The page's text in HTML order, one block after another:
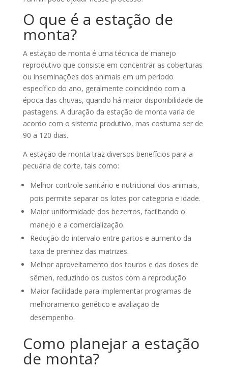
O que é a estação de
monta?
A estação de monta é uma técnica de manejo
reprodutivo que consiste em concentrar as coberturas
ou inseminações dos animais em um período
específico do ano, geralmente coincidindo com a
época das chuvas, quando há maior disponibilidade de
pastagens. A duração da estação de monta varia de
acordo com o sistema produtivo, mas costuma ser de
90 a 120 dias.
A estação de monta traz diversos benefícios para a
pecuária de corte, tais como:
Melhor controle sanitário e nutricional dos animais,
pois permite separar os lotes por categoria e idade.
Maior uniformidade dos bezerros, facilitando o
manejo e a comercialização.
Redução do intervalo entre partos e aumento da
taxa de prenhez das matrizes.
Melhor aproveitamento dos touros e das doses de
sêmen, reduzindo os custos com a reprodução.
Maior facilidade para implementar programas de
melhoramento genético e avaliação de
desempenho.
Como planejar a estação
de monta?